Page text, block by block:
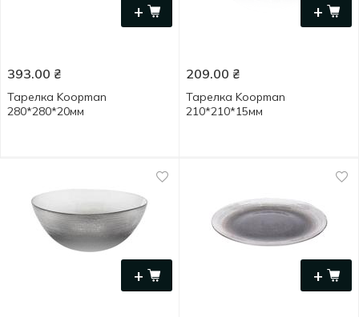
+
393.00 ₴
Тарелка Koopman
280*280*20мм
+
209.00 ₴
Тарелка Koopman
210*210*15мм
+ +